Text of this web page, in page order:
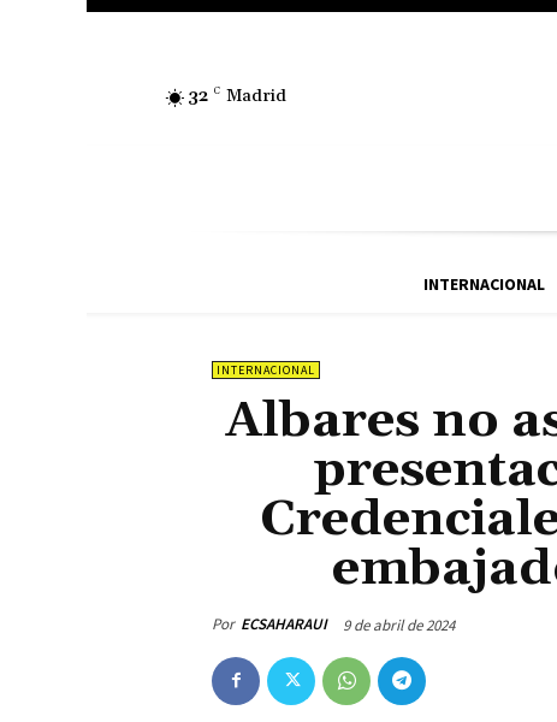
32 C Madrid
INTERNACIONAL
INTERNACIONAL
Albares no
Por ECSAHARAUI 9 de abril de 2024